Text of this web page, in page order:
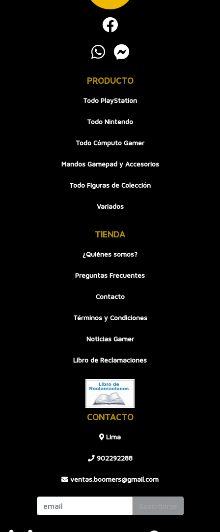
PRODUCTO
Todo PlayStation
Todo Nintendo
Todo Cómputo Gamer
Mandos Gamepad y Accesorios
Todo Figuras de Colección
Variados
TIENDA
¿Quiénes somos?
Preguntas Frecuentes
Contacto
Términos y Condiciones
Noticias Gamer
Libro de Reclamaciones
CONTACTO
LIma
902292288
ventas.boomers@gmail.com